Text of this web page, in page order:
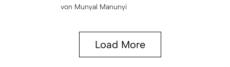
von Munyal Manunyi
Load More